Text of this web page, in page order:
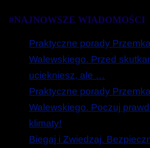
#NAJNOWSZE WIADOMOŚCI
Praktyczne porady Przemka
Walewskiego. Przed
uciekniesz, ale …
Praktyczne porady Przemka
Walewskiego. Poczuj
klimaty!
Biegaj i Zwiedzaj.